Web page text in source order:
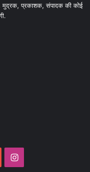
मुद्रक, प्रकाशक, संपादक की कोई
Instagram